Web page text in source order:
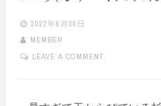
2022年6月30日
MEMBER
LEAVE A COMMENT